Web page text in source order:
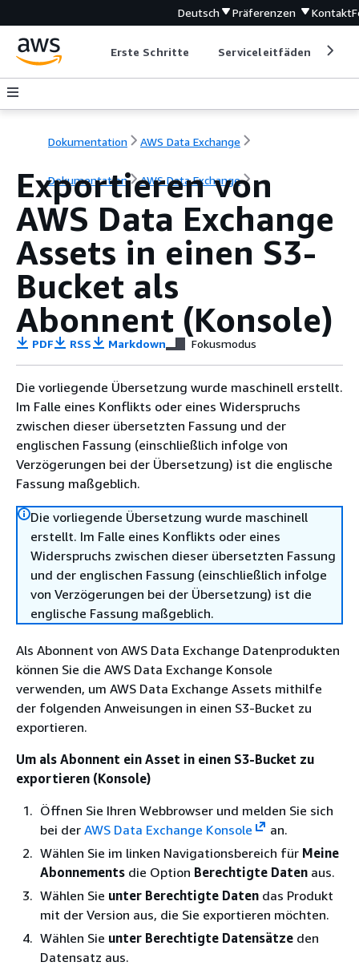
Deutsch Präferenzen Kontakt
Erste Schritte Serviceleitfäden
Dokumentation AWS Data Exchange
Dokumentation AWS Data Exchange
Exportieren von
AWS Data Exchange
Assets in einen S3-
Bucket als
Abonnent (Konsole)
PDF RSS Markdown Fokusmodus
Die vorliegende Übersetzung wurde maschinell erstellt.
Im Falle eines Konflikts oder eines Widerspruchs
zwischen dieser übersetzten Fassung und der
englischen Fassung (einschließlich infolge von
Verzögerungen bei der Übersetzung) ist die englische
Fassung maßgeblich.
Die vorliegende Übersetzung wurde maschinell
erstellt. Im Falle eines Konflikts oder eines
Widerspruchs zwischen dieser übersetzten Fassung
und der englischen Fassung (einschließlich infolge
von Verzögerungen bei der Übersetzung) ist die
englische Fassung maßgeblich.
Als Abonnent von AWS Data Exchange Datenprodukten
können Sie die AWS Data Exchange Konsole
verwenden, um AWS Data Exchange Assets mithilfe
der folgenden Anweisungen in einen S3-Bucket zu
exportieren.
Um als Abonnent ein Asset in einen S3-Bucket zu
exportieren (Konsole)
Öffnen Sie Ihren Webbrowser und melden Sie sich
bei der AWS Data Exchange Konsole
an.
Wählen Sie im linken Navigationsbereich für Meine
Abonnements die Option Berechtigte Daten aus.
Wählen Sie unter Berechtigte Daten das Produkt
mit der Version aus, die Sie exportieren möchten.
Wählen Sie unter Berechtigte Datensätze den
Datensatz aus.